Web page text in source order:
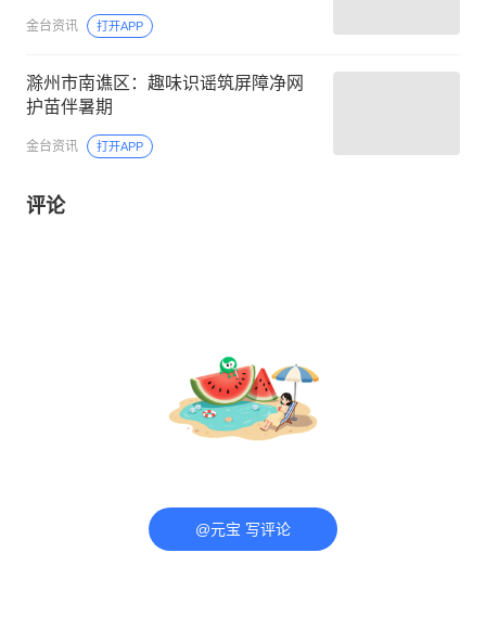
金台资讯 打开APP
滁州市南谯区：趣味识谣筑屏障净网
护苗伴暑期
金台资讯 打开APP
评论
@元宝 写评论